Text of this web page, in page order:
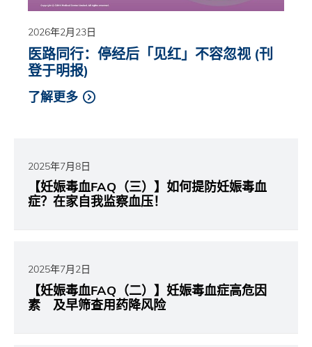
2026年2月23日
医路同行：停经后「见红」不容忽视 (刊
登于明报)
了解更多
2025年7月8日
【妊娠毒血FAQ（三）】如何提防妊娠毒血
症？在家自我监察血压！
2025年7月2日
【妊娠毒血FAQ（二）】妊娠毒血症高危因
素 及早筛查用药降风险